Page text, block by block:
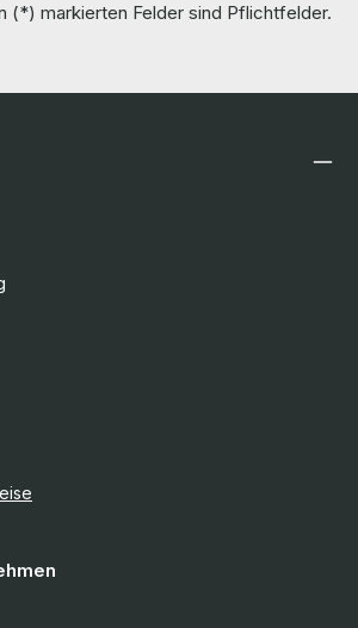
(*) markierten Felder sind Pflichtfelder.